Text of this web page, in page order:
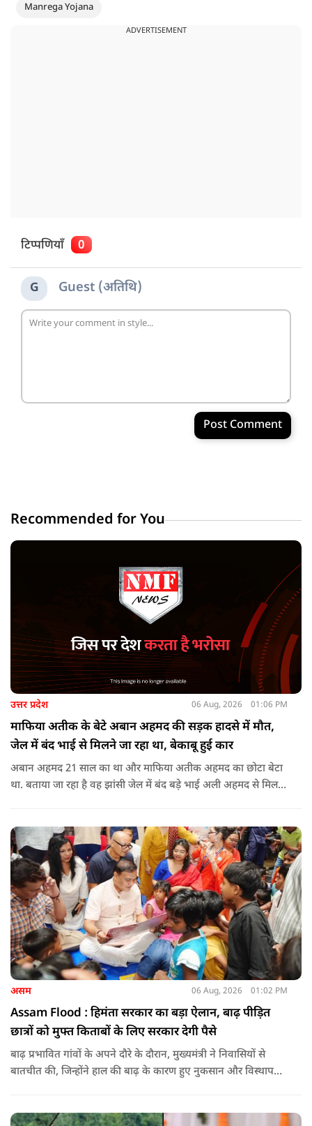
Manrega Yojana
ADVERTISEMENT
टिप्पणियाँ 0
G Guest (अतिथि)
Post Comment
Recommended for You
उत्तर प्रदेश 06 Aug, 2026 01:06 PM
माफिया अतीक के बेटे अबान अहमद की सड़क हादसे में मौत,
जेल में बंद भाई से मिलने जा रहा था, बेकाबू हुई कार
अबान अहमद 21 साल का था और माफिया अतीक अहमद का छोटा बेटा
था. बताया जा रहा है वह झांसी जेल में बंद बड़े भाई अली अहमद से मिलने
असम 06 Aug, 2026 01:02 PM
Assam Flood : हिमंता सरकार का बड़ा ऐलान, बाढ़ पीड़ित
छात्रों को मुफ्त किताबों के लिए सरकार देगी पैसे
बाढ़ प्रभावित गांवों के अपने दौरे के दौरान, मुख्यमंत्री ने निवासियों से
बातचीत की, जिन्होंने हाल की बाढ़ के कारण हुए नुकसान और विस्थापन